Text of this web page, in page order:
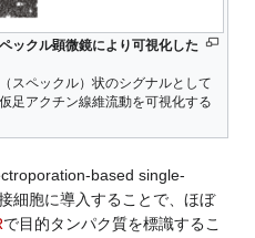
ックル顕微鏡により可視化した
スペックル）状のシグナルとして
足アクチン線維流動を可視化する
based single-
細胞に導入することで、ほぼ
で目的タンパク質を標識するこ